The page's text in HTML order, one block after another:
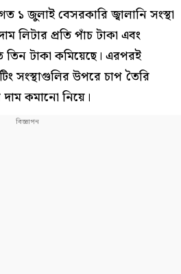
জুলাই বেসরকারি জ্বালানি সংস্থা
লিটার প্রতি পাঁচ টাকা এবং
তিন টাকা কমিয়েছে। এরপরই
সংস্থাগুলির উপরে চাপ তৈরি
কমানো নিয়ে।